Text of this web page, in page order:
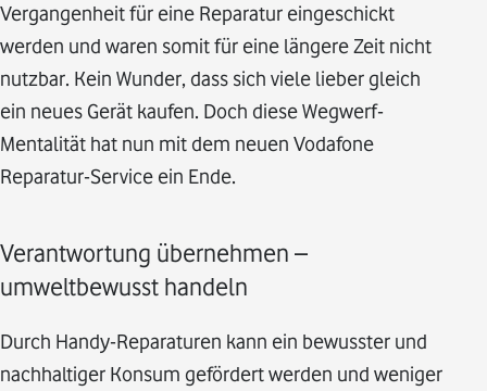
Vergangenheit für eine Reparatur eingeschickt
werden und waren somit für eine längere Zeit nicht
nutzbar. Kein Wunder, dass sich viele lieber gleich
ein neues Gerät kaufen. Doch diese Wegwerf-
Mentalität hat nun mit dem neuen Vodafone
Reparatur-Service ein Ende.
Verantwortung übernehmen –
umweltbewusst handeln
Durch Handy-Reparaturen kann ein bewusster und
nachhaltiger Konsum gefördert werden und weniger